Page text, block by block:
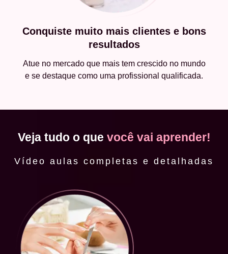
Conquiste muito mais clientes e bons
resultados
Atue no mercado que mais tem crescido no mundo
e se destaque como uma profissional qualificada.
Veja tudo o que você vai aprender!
Vídeo aulas completas e detalhadas